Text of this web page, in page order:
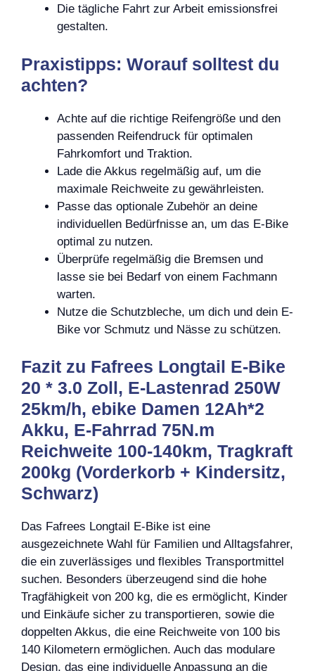
Die tägliche Fahrt zur Arbeit emissionsfrei
gestalten.
Praxistipps: Worauf solltest du
achten?
Achte auf die richtige Reifengröße und den
passenden Reifendruck für optimalen
Fahrkomfort und Traktion.
Lade die Akkus regelmäßig auf, um die
maximale Reichweite zu gewährleisten.
Passe das optionale Zubehör an deine
individuellen Bedürfnisse an, um das E-Bike
optimal zu nutzen.
Überprüfe regelmäßig die Bremsen und
lasse sie bei Bedarf von einem Fachmann
warten.
Nutze die Schutzbleche, um dich und dein E-
Bike vor Schmutz und Nässe zu schützen.
Fazit zu Fafrees Longtail E-Bike
20 * 3.0 Zoll, E-Lastenrad 250W
25km/h, ebike Damen 12Ah*2
Akku, E-Fahrrad 75N.m
Reichweite 100-140km, Tragkraft
200kg (Vorderkorb + Kindersitz,
Schwarz)
Das Fafrees Longtail E-Bike ist eine
ausgezeichnete Wahl für Familien und Alltagsfahrer,
die ein zuverlässiges und flexibles Transportmittel
suchen. Besonders überzeugend sind die hohe
Tragfähigkeit von 200 kg, die es ermöglicht, Kinder
und Einkäufe sicher zu transportieren, sowie die
doppelten Akkus, die eine Reichweite von 100 bis
140 Kilometern ermöglichen. Auch das modulare
Design, das eine individuelle Anpassung an die